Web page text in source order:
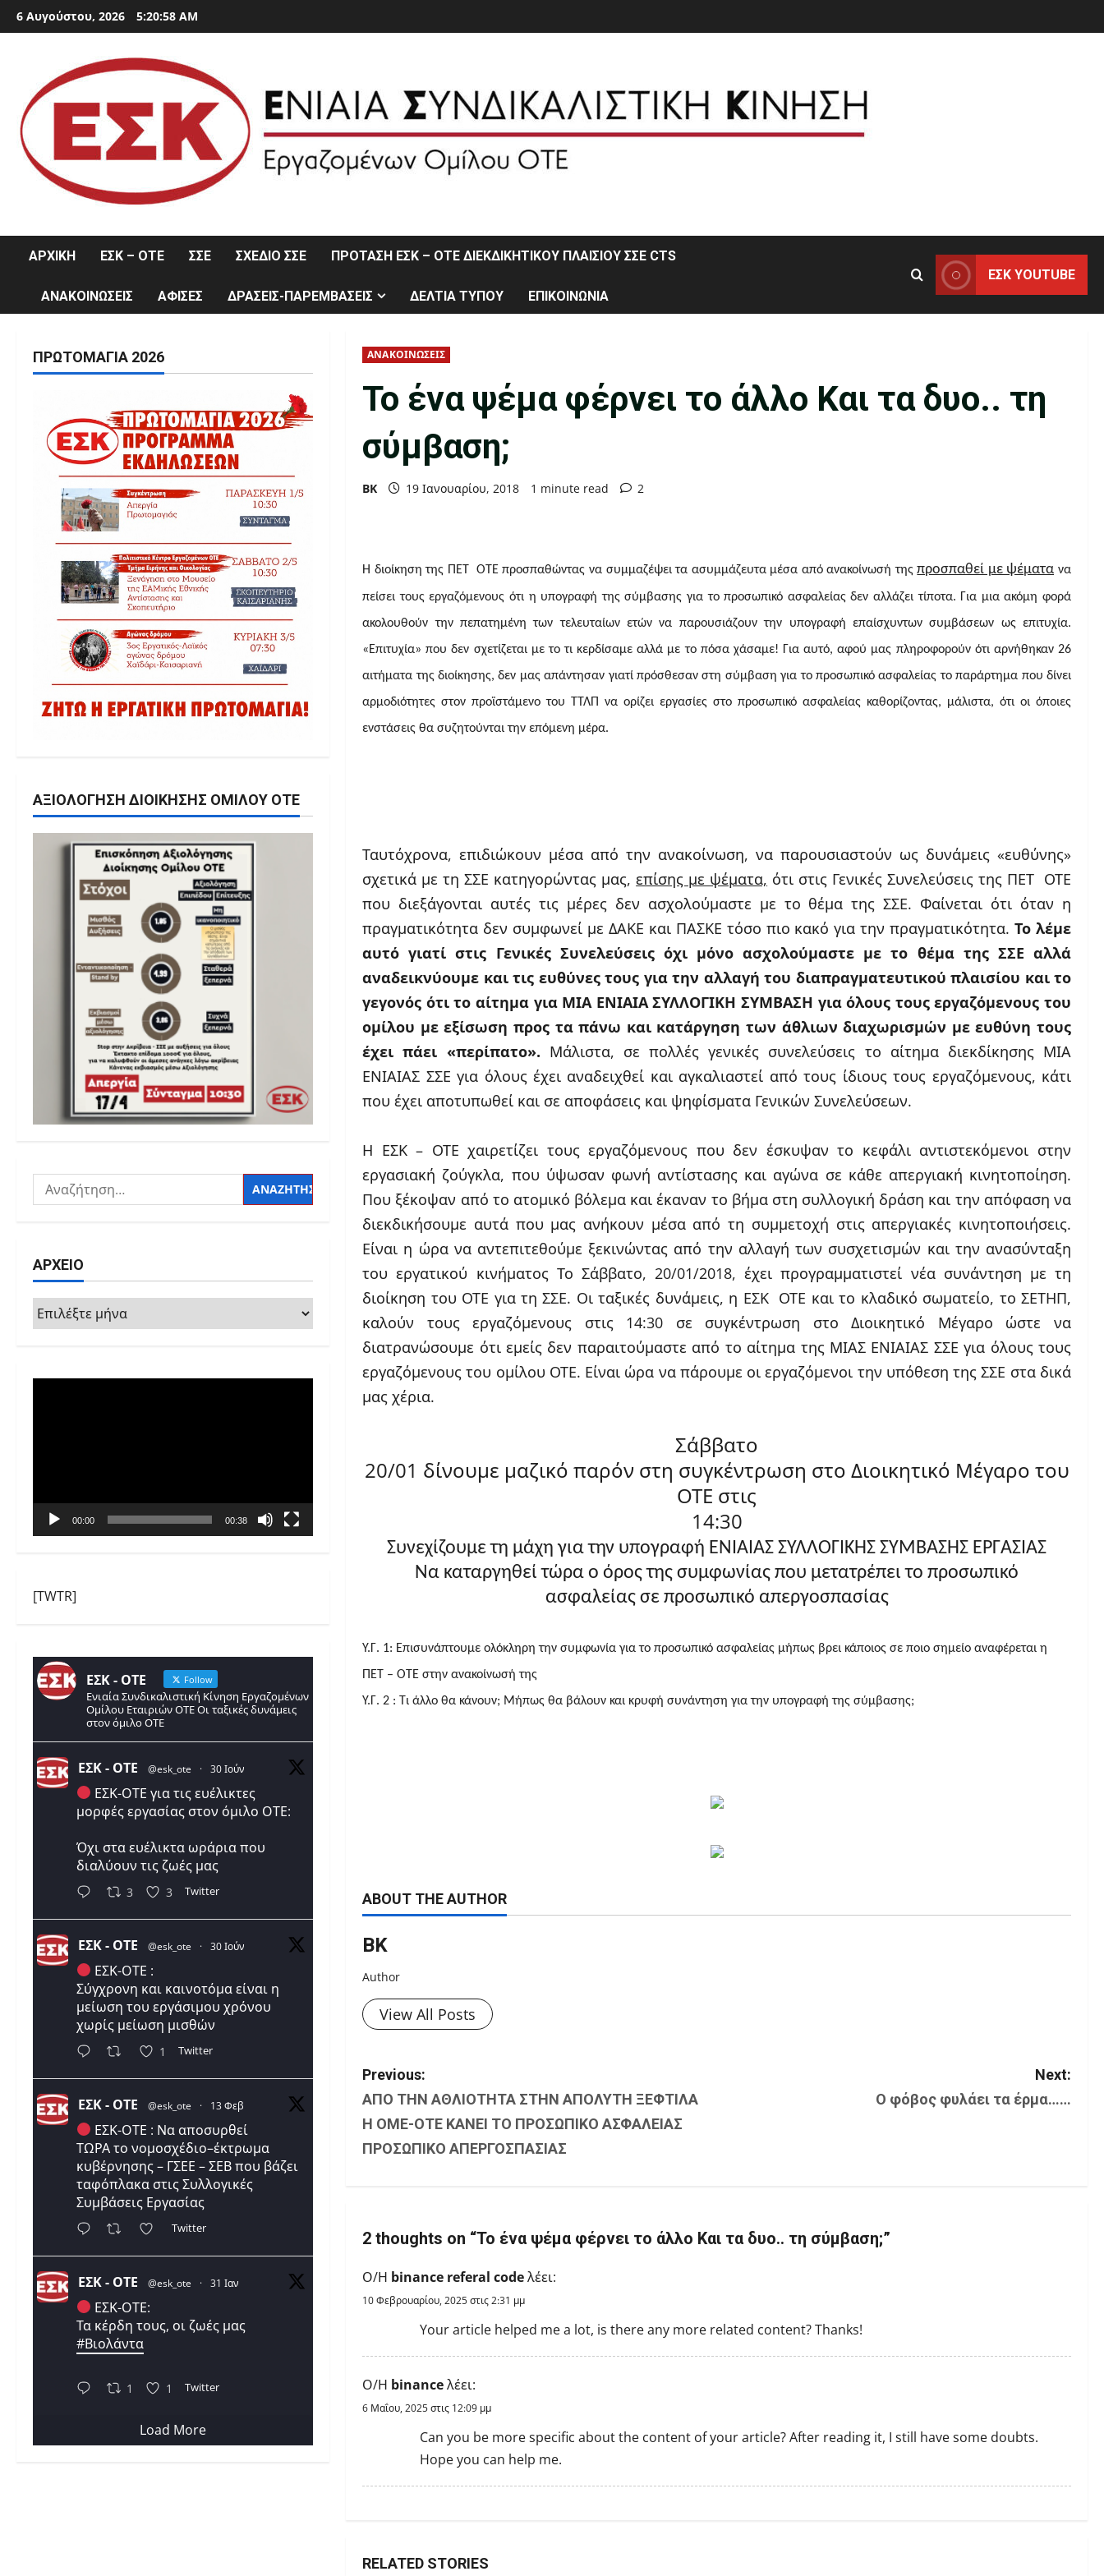
Skip
to
6 Αυγούστου, 2026 5:20:58 AM
ΑΡΧΙΚΗ ΕΣΚ – ΟΤΕ ΣΣΕ ΣΧΕΔΙΟ ΣΣΕ ΠΡΟΤΑΣΗ ΕΣΚ – ΟΤΕ ΔΙΕΚΔΙΚΗΤΙΚΟΥ ΠΛΑΙΣΙΟΥ ΣΣΕ CTS
ΑΝΑΚΟΙΝΩΣΕΙΣ ΑΦΙΣΕΣ ΔΡΑΣΕΙΣ-ΠΑΡΕΜΒΑΣΕΙΣ ΔΕΛΤΙΑ ΤΥΠΟΥ ΕΠΙΚΟΙΝΩΝΙΑ
ΕΣΚ YOUTUBE
ΑΝΑΚΟΙΝΩΣΕΙΣ
Το ένα ψέμα φέρνει το άλλο Και τα δυο.. τη
σύμβαση;
ΒΚ 19 Ιανουαρίου, 2018 1 minute read 2
Η διοίκηση της ΠΕΤ  ΟΤΕ προσπαθώντας να συμμαζέψει τα ασυμμάζευτα μέσα από ανακοίνωσή τηςπροσπαθεί με ψέματα να
πείσει τους εργαζόμενους ότι η υπογραφή της σύμβασης για το προσωπικό ασφαλείας δεν αλλάζει τίποτα. Για μια ακόμη φορά
ακολουθούν την πεπατημένη των τελευταίων ετών να παρουσιάζουν την υπογραφή επαίσχυντων συμβάσεων ως επιτυχία.
«Επιτυχία» που δεν σχετίζεται με το τι κερδίσαμε αλλά με το πόσα χάσαμε! Για αυτό, αφού μας πληροφορούν ότι αρνήθηκαν 26
αιτήματα της διοίκησης, δεν μας απάντησαν γιατί πρόσθεσαν στη σύμβαση για το προσωπικό ασφαλείας το παράρτημα που δίνει
αρμοδιότητες στον προϊστάμενο του ΤΤΛΠ να ορίζει εργασίες στο προσωπικό ασφαλείας καθορίζοντας, μάλιστα, ότι οι όποιες
ενστάσεις θα συζητούνται την επόμενη μέρα.
Ταυτόχρονα, επιδιώκουν μέσα από την ανακοίνωση, να παρουσιαστούν ως δυνάμεις «ευθύνης»
σχετικά με τη ΣΣΕ κατηγορώντας μας,επίσης με ψέματα, ότι στις Γενικές Συνελεύσεις της ΠΕΤ  ΟΤΕ
που διεξάγονται αυτές τις μέρες δεν ασχολούμαστε με το θέμα της ΣΣΕ. Φαίνεται ότι όταν η
πραγματικότητα δεν συμφωνεί με ΔΑΚΕ και ΠΑΣΚΕ τόσο πιο κακό για την πραγματικότητα.Το λέμε
αυτό γιατί στις Γενικές Συνελεύσεις όχι μόνο ασχολούμαστε με το θέμα της ΣΣΕ αλλά
αναδεικνύουμε και τις ευθύνες τους για την αλλαγή του διαπραγματευτικού πλαισίου και το
γεγονός ότι το αίτημα για ΜΙΑ ΕΝΙΑΙΑ ΣΥΛΛΟΓΙΚΗ ΣΥΜΒΑΣΗ για όλους τους εργαζόμενους του
ομίλου με εξίσωση προς τα πάνω και κατάργηση των άθλιων διαχωρισμών με ευθύνη τους
έχει πάει «περίπατο». Μάλιστα, σε πολλές γενικές συνελεύσεις το αίτημα διεκδίκησης ΜΙΑ
ΕΝΙΑΙΑΣ ΣΣΕ για όλους έχει αναδειχθεί και αγκαλιαστεί από τους ίδιους τους εργαζόμενους, κάτι
που έχει αποτυπωθεί και σε αποφάσεις και ψηφίσματα Γενικών Συνελεύσεων.
Η ΕΣΚ – ΟΤΕ χαιρετίζει τους εργαζόμενους που δεν έσκυψαν το κεφάλι αντιστεκόμενοι στην
εργασιακή ζούγκλα, που ύψωσαν φωνή αντίστασης και αγώνα σε κάθε απεργιακή κινητοποίηση.
Που ξέκοψαν από το ατομικό βόλεμα και έκαναν το βήμα στη συλλογική δράση και την απόφαση να
διεκδικήσουμε αυτά που μας ανήκουν μέσα από τη συμμετοχή στις απεργιακές κινητοποιήσεις.
Είναι η ώρα να αντεπιτεθούμε ξεκινώντας από την αλλαγή των συσχετισμών και την ανασύνταξη
του εργατικού κινήματος Το Σάββατο, 20/01/2018, έχει προγραμματιστεί νέα συνάντηση με τη
διοίκηση του ΟΤΕ για τη ΣΣΕ. Οι ταξικές δυνάμεις, η ΕΣΚ  ΟΤΕ και το κλαδικό σωματείο, το ΣΕΤΗΠ,
καλούν τους εργαζόμενους στις 14:30 σε συγκέντρωση στο Διοικητικό Μέγαρο ώστε να
διατρανώσουμε ότι εμείς δεν παραιτούμαστε από το αίτημα της ΜΙΑΣ ΕΝΙΑΙΑΣ ΣΣΕ για όλους τους
εργαζόμενους του ομίλου ΟΤΕ. Είναι ώρα να πάρουμε οι εργαζόμενοι την υπόθεση της ΣΣΕ στα δικά
μας χέρια.
Σάββατο
20/01 δίνουμε μαζικό παρόν στη συγκέντρωση στο Διοικητικό Μέγαρο του
ΟΤΕ στις
14:30
Συνεχίζουμε τη μάχη για την υπογραφή ΕΝΙΑΙΑΣ ΣΥΛΛΟΓΙΚΗΣ ΣΥΜΒΑΣΗΣ ΕΡΓΑΣΙΑΣ
Να καταργηθεί τώρα ο όρος της συμφωνίας που μετατρέπει το προσωπικό
ασφαλείας σε προσωπικό απεργοσπασίας
Υ.Γ. 1: Επισυνάπτουμε ολόκληρη την συμφωνία για το προσωπικό ασφαλείας μήπως βρει κάποιος σε ποιο σημείο αναφέρεται η
ΠΕΤ – ΟΤΕ στην ανακοίνωσή της
Υ.Γ. 2 : Τι άλλο θα κάνουν; Μήπως θα βάλουν και κρυφή συνάντηση για την υπογραφή της σύμβασης;
ABOUT THE AUTHOR
ΒΚ
Author
View All Posts
P
o
s
a
v
g
a
o
Previous:
ΑΠΟ ΤΗΝ ΑΘΛΙΟΤΗΤΑ ΣΤΗΝ ΑΠΟΛΥΤΗ ΞΕΦΤΙΛΑ
Η ΟΜΕ-ΟΤΕ ΚΑΝΕΙ ΤΟ ΠΡΟΣΩΠΙΚΟ ΑΣΦΑΛΕΙΑΣ
ΠΡΟΣΩΠΙΚΟ ΑΠΕΡΓΟΣΠΑΣΙΑΣ
Next:
Ο φόβος φυλάει τα έρμα……
2 thoughts on “Το ένα ψέμα φέρνει το άλλο Και τα δυο.. τη σύμβαση;”
Ο/Η binance referal codeλέει:
10 Φεβρουαρίου, 2025 στις 2:31 μμ
Your article helped me a lot, is there any more related content? Thanks!
Ο/Η binanceλέει:
6 Μαΐου, 2025 στις 12:09 μμ
Can you be more specific about the content of your article? After reading it, I still have some doubts.
Hope you can help me.
RELATED STORIES
ΠΡΩΤΟΜΑΓΙΆ 2026
ΑΞΙΟΛΌΓΗΣΗ ΔΙΟΊΚΗΣΗΣ ΟΜΊΛΟΥ ΟΤΕ
Αναζήτηση
για:
ΑΡΧΕΙΟ
ΑΡΧΕΙΟ
00:00 00:38
[TWTR]
ΕΣΚ - ΟΤΕ Follow
Ενιαία Συνδικαλιστική Κίνηση Εργαζομένων
Ομίλου Εταιριών ΟΤΕ Οι ταξικές δυνάμεις
στον όμιλο ΟΤΕ
ΕΣΚ - ΟΤΕ @esk_ote · 30 Ιούν
ΕΣΚ-ΟΤΕ για τις ευέλικτες
μορφές εργασίας στον όμιλο ΟΤΕ:
Όχι στα ευέλικτα ωράρια που
διαλύουν τις ζωές μας
3 3 Twitter
ΕΣΚ - ΟΤΕ @esk_ote · 30 Ιούν
ΕΣΚ-ΟΤΕ :
Σύγχρονη και καινοτόμα είναι η
μείωση του εργάσιμου χρόνου
χωρίς μείωση μισθών
1 Twitter
ΕΣΚ - ΟΤΕ @esk_ote · 13 Φεβ
ΕΣΚ-ΟΤΕ : Να αποσυρθεί
ΤΩΡΑ το νομοσχέδιο–έκτρωμα
κυβέρνησης – ΓΣΕΕ – ΣΕΒ που βάζει
ταφόπλακα στις Συλλογικές
Συμβάσεις Εργασίας
Twitter
ΕΣΚ - ΟΤΕ @esk_ote · 31 Ιαν
ΕΣΚ-ΟΤΕ:
Τα κέρδη τους, οι ζωές μας
#Βιολάντα
1 1 Twitter
Load More